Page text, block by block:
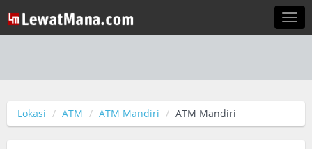
Lokasi ATM ATM Mandiri ATM Mandiri